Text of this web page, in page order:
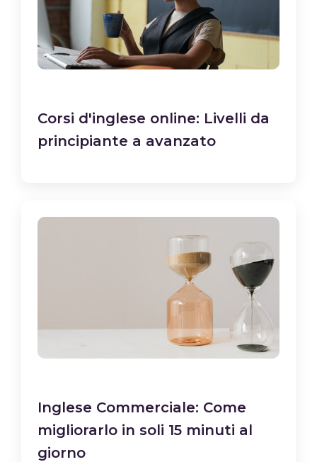
Corsi d'inglese online: Livelli da
principiante a avanzato
Inglese Commerciale: Come
migliorarlo in soli 15 minuti al
giorno